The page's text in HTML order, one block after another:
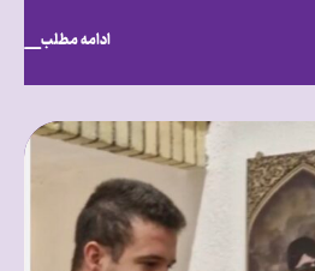
ادامه مطلب